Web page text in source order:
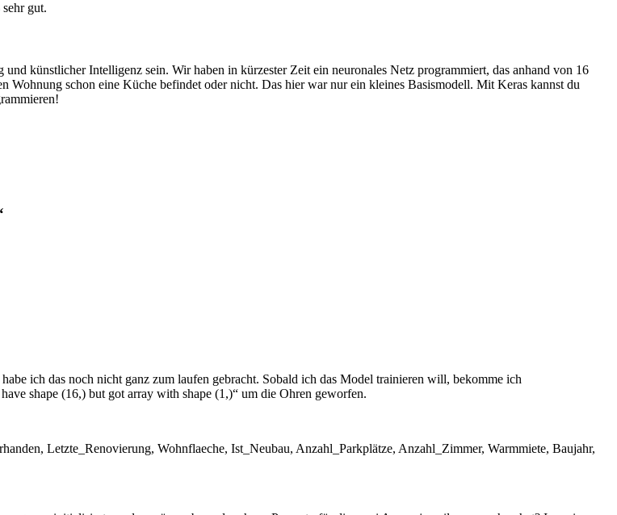
gut.
künstlicher Intelligenz sein. Wir haben in kürzester Zeit ein neuronales Netz programmiert, das anhand von 16
Wohnung schon eine Küche befindet oder nicht. Das hier war nur ein kleines Basismodell. Mit Keras kannst du
ich das noch nicht ganz zum laufen gebracht. Sobald ich das Model trainieren will, bekomme ich
shape (16,) but got array with shape (1,)“ um die Ohren geworfen.
Letzte_Renovierung, Wohnflaeche, Ist_Neubau, Anzahl_Parkplätze, Anzahl_Zimmer, Warmmiete, Baujahr,